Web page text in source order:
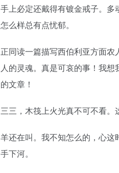
手上必定还戴得有镀金戒子。
怎么样总有点忧郁。
正同读一篇描写西伯利亚方面
人的灵魂。真是可哀的事！我
的文章！
三三，木筏上火光真不可不看。
羊还在叫。我不知怎么的，心这
手下河。